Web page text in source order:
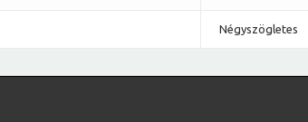
Négyszögletes